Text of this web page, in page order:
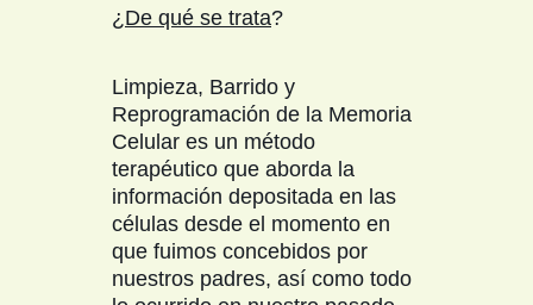
¿De qué se trata?
Limpieza, Barrido y
Reprogramación de la Memoria
Celular es un método
terapéutico que aborda la
información depositada en las
células desde el momento en
que fuimos concebidos por
nuestros padres, así como todo